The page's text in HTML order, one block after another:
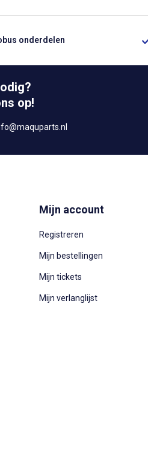
onderdelen
op!
Mijn account
Registreren
Mijn bestellingen
Mijn tickets
Mijn verlanglijst